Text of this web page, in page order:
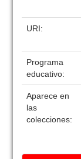
URI:
Programa
educativo:
Aparece en
las
colecciones: